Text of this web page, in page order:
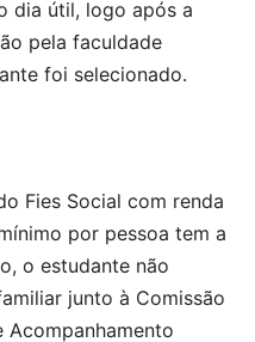
dia útil, logo após a
pela faculdade
foi selecionado.
Fies Social com renda
por pessoa tem a
o estudante não
junto à Comissão
Acompanhamento